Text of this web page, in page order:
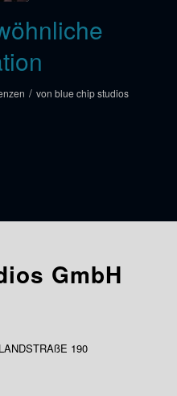
/ von blue chip studios
GmbH
190